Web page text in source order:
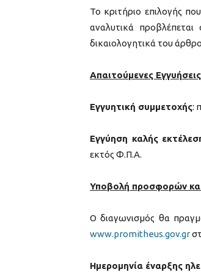
Το κριτήριο επιλογής
αναλυτικά
δικαιολογητικά του
Απαιτούμενες
Εγγυητική συμμετοχής:
Εγγύηση καλής
εκτός Φ.Π.Α.
Υποβολή προσφορών
Ο διαγωνισμός θα
www.promitheus.gov.gr
Ημερομηνία έναρξης